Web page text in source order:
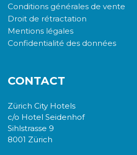
Conditions générales de vente
Droit de rétractation
Mentions légales
Confidentialité des données
CONTACT
Zürich City Hotels
c/o Hotel Seidenhof
Sihlstrasse 9
8001 Zürich